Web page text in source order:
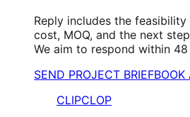
Reply includes the feasibility
cost, MOQ, and the next
We aim to respond within 48
SEND PROJECT BRIEF
CLIPCLOP